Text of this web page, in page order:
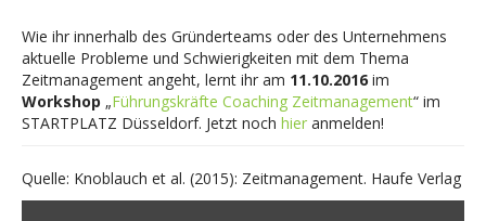
Wie ihr innerhalb des Gründerteams oder des Unternehmens
aktuelle Probleme und Schwierigkeiten mit dem Thema
Zeitmanagement angeht, lernt ihr am 11.10.2016 im
Workshop „Führungskräfte Coaching Zeitmanagement“ im
STARTPLATZ Düsseldorf. Jetzt noch hier anmelden!
Quelle: Knoblauch et al. (2015): Zeitmanagement. Haufe Verlag